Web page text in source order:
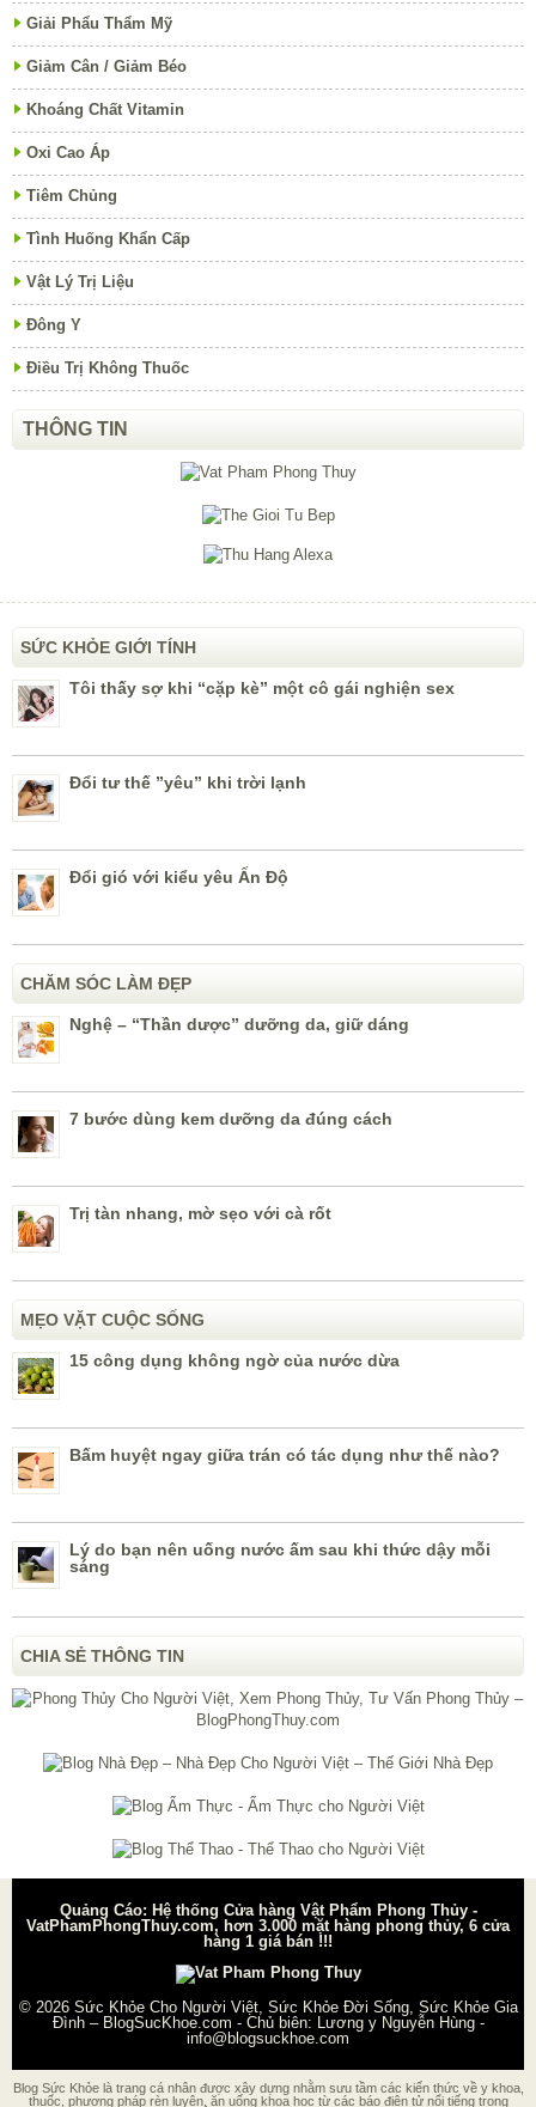
Giải Phẩu Thẩm Mỹ
Giảm Cân / Giảm Béo
Khoáng Chất Vitamin
Oxi Cao Áp
Tiêm Chủng
Tình Huống Khẩn Cấp
Vật Lý Trị Liệu
Đông Y
Điều Trị Không Thuốc
THÔNG TIN
SỨC KHỎE GIỚI TÍNH
Tôi thấy sợ khi “cặp kè” một cô gái nghiện sex
Đổi tư thế ”yêu” khi trời lạnh
Đổi gió với kiểu yêu Ấn Độ
CHĂM SÓC LÀM ĐẸP
Nghệ – “Thần dược” dưỡng da, giữ dáng
7 bước dùng kem dưỡng da đúng cách
Trị tàn nhang, mờ sẹo với cà rốt
MẸO VẶT CUỘC SỐNG
15 công dụng không ngờ của nước dừa
Bấm huyệt ngay giữa trán có tác dụng như thế nào?
Lý do bạn nên uống nước ấm sau khi thức dậy mỗi
sáng
CHIA SẺ THÔNG TIN
Quảng Cáo: Hệ thống Cửa hàng Vật Phẩm Phong Thủy -
VatPhamPhongThuy.com, hơn 3.000 mặt hàng phong thủy, 6 cửa
hàng 1 giá bán !!!
© 2026 Sức Khỏe Cho Người Việt, Sức Khỏe Đời Sống, Sức Khỏe Gia
Đình – BlogSucKhoe.com - Chủ biên: Lương y Nguyễn Hùng-
info@blogsuckhoe.com
Blog Sức Khỏe là trang cá nhân được xây dựng nhằm sưu tầm các kiến thức về y khoa,
thuốc, phương pháp rèn luyện, ăn uống khoa học từ các báo điện tử nổi tiếng trong